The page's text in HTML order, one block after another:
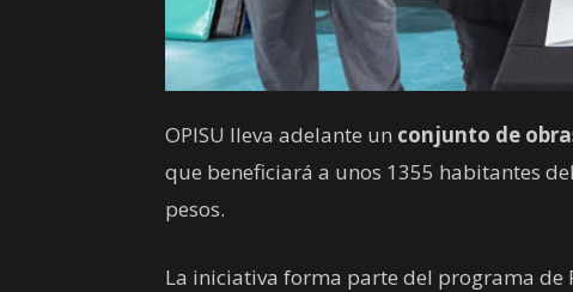
OPISU lleva adelante un conjunto de
que beneficiará a unos 1355 habitantes
pesos.
La iniciativa forma parte del programa de